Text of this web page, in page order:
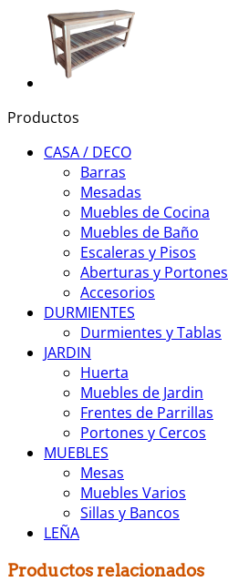
Productos
CASA / DECO
Barras
Mesadas
Muebles de Cocina
Muebles de Baño
Escaleras y Pisos
Aberturas y Portones
Accesorios
DURMIENTES
Durmientes y Tablas
JARDIN
Huerta
Muebles de Jardin
Frentes de Parrillas
Portones y Cercos
MUEBLES
Mesas
Muebles Varios
Sillas y Bancos
LEÑA
Productos relacionados